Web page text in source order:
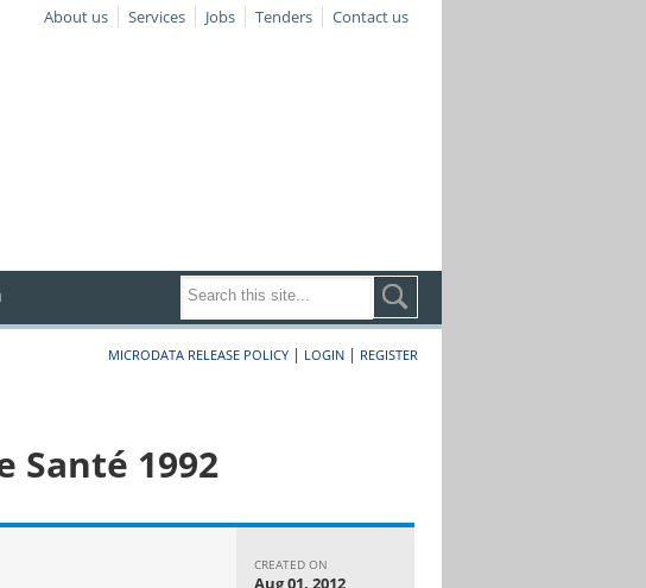
About us Services Jobs Tenders Contact us
MICRODATA RELEASE POLICY | LOGIN | REGISTER
Santé 1992
CREATED ON
Aug 01, 2012